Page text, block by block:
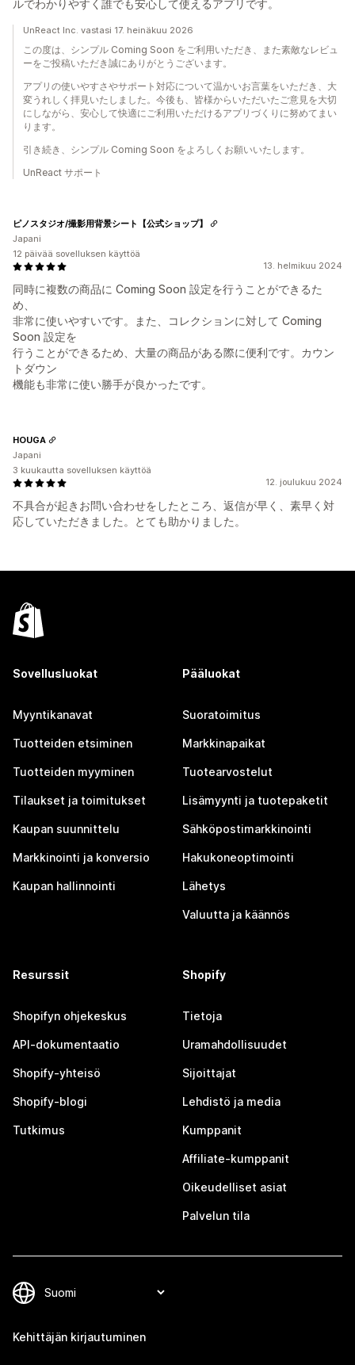
ルでわかりやすく誰でも安心して使えるアプリです。
UnReact Inc. vastasi 17. heinäkuu 2026
この度は、シンプル Coming Soon をご利用いただき、また素敵なレビュ
ーをご投稿いただき誠にありがとうございます。
アプリの使いやすさやサポート対応について温かいお言葉をいただき、大
変うれしく拝見いたしました。今後も、皆様からいただいたご意見を大切
にしながら、安心して快適にご利用いただけるアプリづくりに努めてまい
ります。
引き続き、シンプル Coming Soon をよろしくお願いいたします。
UnReact サポート
13. helmikuu 2024
同時に複数の商品に Coming Soon 設定を行うことができるた
め、
非常に使いやすいです。また、コレクションに対して Coming
Soon 設定を
行うことができるため、大量の商品がある際に便利です。カウン
トダウン
機能も非常に使い勝手が良かったです。
ピノスタジオ/撮影用背景シート【公式ショップ】
Japani
12 päivää sovelluksen käyttöä
12. joulukuu 2024
不具合が起きお問い合わせをしたところ、返信が早く、素早く対
応していただきました。とても助かりました。
HOUGA
Japani
3 kuukautta sovelluksen käyttöä
Sovellusluokat
Myyntikanavat
Tuotteiden etsiminen
Tuotteiden myyminen
Tilaukset ja toimitukset
Kaupan suunnittelu
Markkinointi ja konversio
Kaupan hallinnointi
Pääluokat
Suoratoimitus
Markkinapaikat
Tuotearvostelut
Lisämyynti ja tuotepaketit
Sähköpostimarkkinointi
Hakukoneoptimointi
Lähetys
Valuutta ja käännös
Resurssit
Shopifyn ohjekeskus
API-dokumentaatio
Shopify-yhteisö
Shopify-blogi
Tutkimus
Shopify
Tietoja
Uramahdollisuudet
Sijoittajat
Lehdistö ja media
Kumppanit
Affiliate-kumppanit
Oikeudelliset asiat
Palvelun tila
Kehittäjän kirjautuminen